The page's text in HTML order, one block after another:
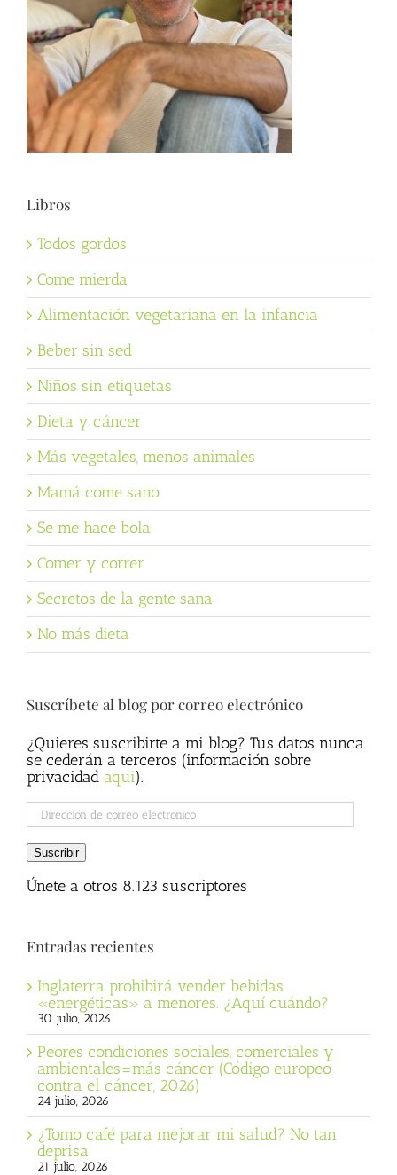
Libros
Todos gordos
Come mierda
Alimentación vegetariana en la infancia
Beber sin sed
Niños sin etiquetas
Dieta y cáncer
Más vegetales, menos animales
Mamá come sano
Se me hace bola
Comer y correr
Secretos de la gente sana
No más dieta
Suscríbete al blog por correo electrónico
¿Quieres suscribirte a mi blog? Tus datos nunca
se cederán a terceros (información sobre
privacidad aqui).
Dirección
de
correo
electrónico
Suscribir
Únete a otros 8.123 suscriptores
Entradas recientes
Inglaterra prohibirá vender bebidas
«energéticas» a menores. ¿Aquí cuándo?
30 julio, 2026
Peores condiciones sociales, comerciales y
ambientales=más cáncer (Código europeo
contra el cáncer, 2026)
24 julio, 2026
¿Tomo café para mejorar mi salud? No tan
deprisa
21 julio, 2026